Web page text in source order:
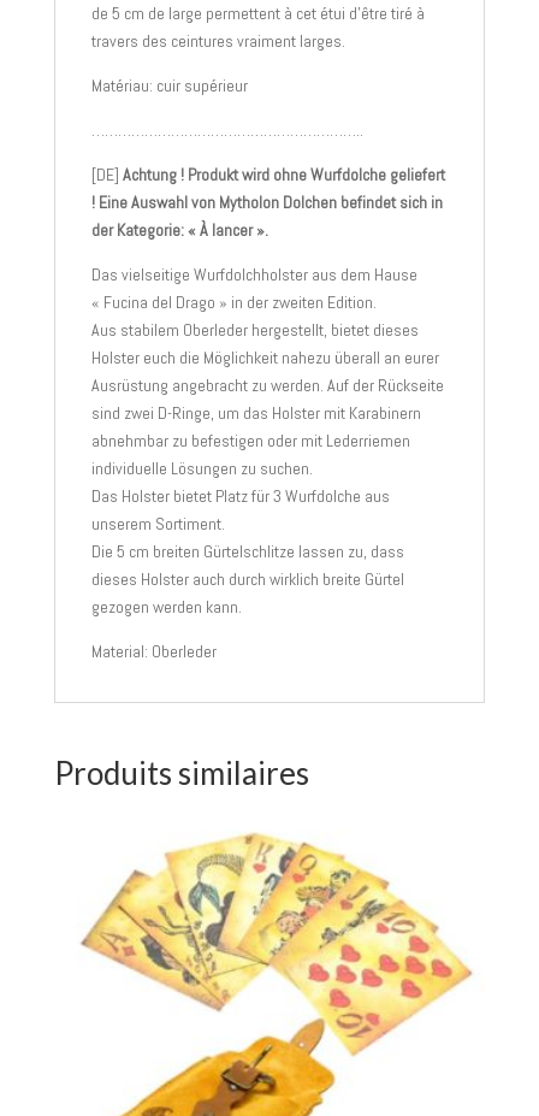
de 5 cm de large permettent à cet étui d’être tiré à
travers des ceintures vraiment larges.
Matériau: cuir supérieur
……………………………………………………..
[DE] Achtung ! Produkt wird ohne Wurfdolche geliefert
! Eine Auswahl von Mytholon Dolchen befindet sich in
der Kategorie: « À lancer ».
Das vielseitige Wurfdolchholster aus dem Hause
« Fucina del Drago » in der zweiten Edition.
Aus stabilem Oberleder hergestellt, bietet dieses
Holster euch die Möglichkeit nahezu überall an eurer
Ausrüstung angebracht zu werden. Auf der Rückseite
sind zwei D-Ringe, um das Holster mit Karabinern
abnehmbar zu befestigen oder mit Lederriemen
individuelle Lösungen zu suchen.
Das Holster bietet Platz für 3 Wurfdolche aus
unserem Sortiment.
Die 5 cm breiten Gürtelschlitze lassen zu, dass
dieses Holster auch durch wirklich breite Gürtel
gezogen werden kann.
Material: Oberleder
Produits similaires